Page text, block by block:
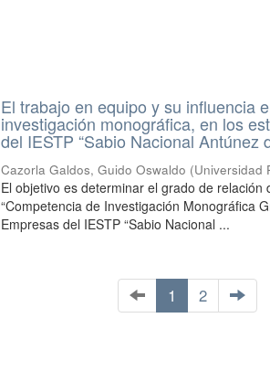
El trabajo en equipo y su influencia
investigación monográfica, en los
del IESTP “Sabio Nacional Antúnez
Cazorla Galdos, Guido Oswaldo (Universidad
El objetivo es determinar el grado de relación
“Competencia de Investigación Monográfica
Empresas del IESTP “Sabio Nacional ...
1 2